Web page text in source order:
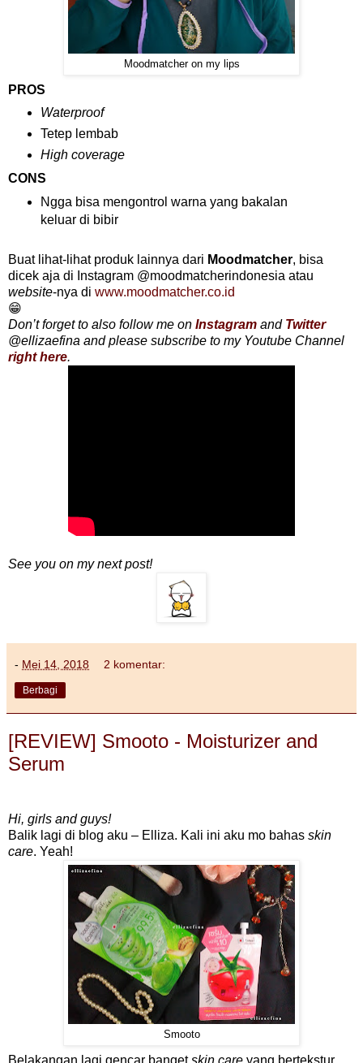
Moodmatcher on my lips
PROS
Waterproof
Tetep lembab
High coverage
CONS
Ngga bisa mengontrol warna yang bakalan
keluar di bibir
Buat lihat-lihat produk lainnya dari Moodmatcher, bisa
dicek aja di Instagram @moodmatcherindonesia atau
website-nya di www.moodmatcher.co.id
😁
Don’t forget to also follow me on Instagram and Twitter
@ellizaefina and please subscribe to my Youtube Channel
right here.
See you on my next post!
- Mei 14, 2018 2 komentar:
Berbagi
[REVIEW] Smooto - Moisturizer and
Serum
Hi, girls and guys!
Balik lagi di blog aku – Elliza. Kali ini aku mo bahas skin
care. Yeah!
Smooto
Belakangan lagi gencar banget skin care yang bertekstur